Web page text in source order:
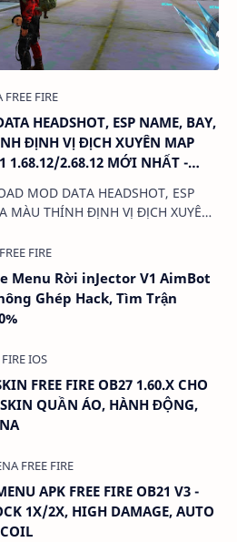
HEADSHOT, ESP NAME, BAY,
ĐỊNH VỊ ĐỊCH XUYÊN MAP
1.68.12/2.68.12 MỚI NHẤT -
MÀU THÍNH ĐỊNH VỊ ĐỊCH XUYÊN
Menu Rời inJector V1 AimBot
Ghép Hack, Tìm Trận
FREE FIRE OB27 1.60.X CHO
QUẦN ÁO, HÀNH ĐỘNG,
APK FREE FIRE OB21 V3 -
1X/2X, HIGH DAMAGE, AUTO